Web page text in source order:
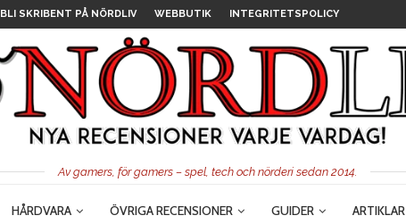
BLI SKRIBENT PÅ NÖRDLIV WEBBUTIK INTEGRITETSPOLICY
Av gamers, för gamers – spel, tech och nörderi sedan 2014.
HÅRDVARA ÖVRIGA RECENSIONER GUIDER ARTIKLAR